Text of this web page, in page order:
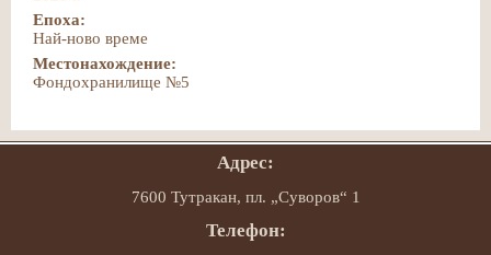
Епоха:
Най-ново време
Местонахождение:
Фондохранилище №5
Адрес:
7600 Тутракан, пл. „Суворов“ 1
Телефон: